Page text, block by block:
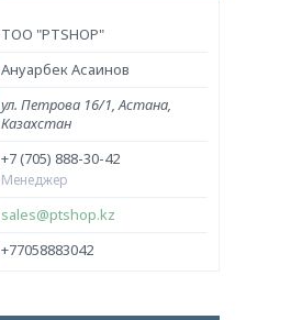
ТОО "PTSHOP"
Ануарбек Асаинов
ул. Петрова 16/1, Астана,
Казахстан
+7 (705) 888-30-42
Менеджер
sales@ptshop.kz
+77058883042